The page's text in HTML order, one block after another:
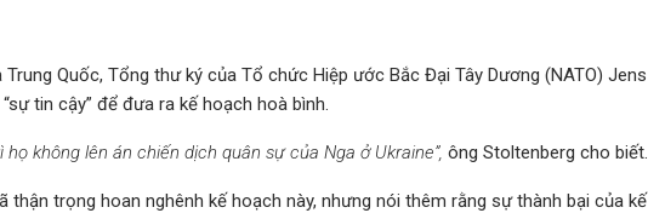
Quốc, Tổng thư ký của Tổ chức Hiệp ước Bắc Đại Tây Dương (NATO) Jens
tin cậy” để đưa ra kế hoạch hoà bình.
không lên án chiến dịch quân sự của Nga ở Ukraine”, ông Stoltenberg cho biết.
trọng hoan nghênh kế hoạch này, nhưng nói thêm rằng sự thành bại của kế